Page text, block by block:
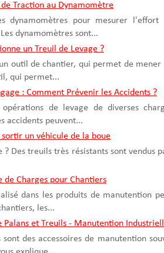
Traction au Dynamomètre
dynamomètres pour mesurer
dynamomètres sont...
un Treuil de Levage ?
outil de chantier, qui permet de
qui permet...
: Comment Prévenir les Accidents ?
opérations de levage de diverses
accidents peuvent...
un véhicule de la boue
? Des treuils très résistants sont vendus
de Charges pour Chantiers
dans les produits de manutention
les...
Palans et Treuils - Manutention
des accessoires de manutention